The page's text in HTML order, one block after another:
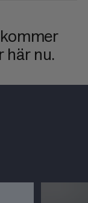
här nu.